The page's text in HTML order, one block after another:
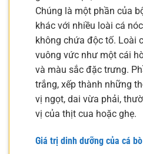
Chúng là một phần của
khác với nhiều loài cá
không chứa độc tố. Loài
vuông vức như một cái
và màu sắc đặc trưng.
trắng, xếp thành những
vị ngọt, dai vừa phải,
vị của thịt cua hoặc ghẹ.
Giá trị dinh dưỡng của cá